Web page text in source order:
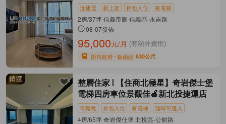
區
近捷運 新上架 拎包入住 有電梯
2房/37坪 信義帝圖 信義區-永吉路
08-07發佈
95,000元/月 (有額外費用)
距市政府 板南線 630公尺
整層住家
【住商北極星】奇岩傑士堡
電梯四房車位景觀佳🍎新北投捷運店
可報稅 拎包入住 有電梯 隨時可遷入
4房/65坪 奇岩傑仕堡 北投區-公館路